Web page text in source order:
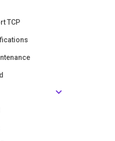
TCP